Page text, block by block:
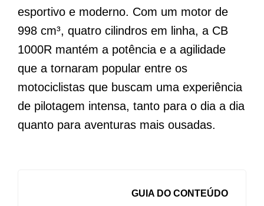
esportivo e moderno. Com um motor de
998 cm³, quatro cilindros em linha, a CB
1000R mantém a potência e a agilidade
que a tornaram popular entre os
motociclistas que buscam uma experiência
de pilotagem intensa, tanto para o dia a dia
quanto para aventuras mais ousadas.
GUIA DO CONTEÚDO